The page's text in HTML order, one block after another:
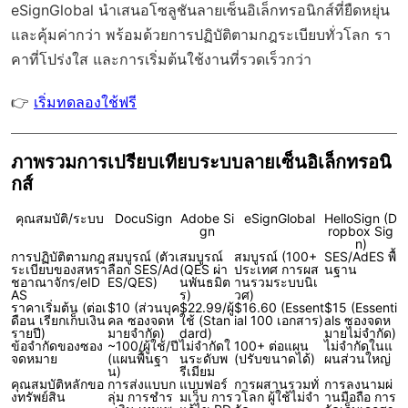
eSignGlobal นำเสนอโซลูชันลายเซ็นอิเล็กทรอนิกส์ที่ยืดหยุ่น
และคุ้มค่ากว่า พร้อมด้วยการปฏิบัติตามกฎระเบียบทั่วโลก รา
คาที่โปร่งใส และการเริ่มต้นใช้งานที่รวดเร็วกว่า
👉 เริ่มทดลองใช้ฟรี
ภาพรวมการเปรียบเทียบระบบลายเซ็นอิเล็กทรอนิ
กส์
คุณสมบัติ/ระบบ DocuSign Adobe Si
gn
eSignGlobal
HelloSign (D
ropbox Sig
n)
การปฏิบัติตามกฎ
ระเบียบของสหรา
ชอาณาจักร/eID
AS
สมบูรณ์ (ตัวเ
ลือก SES/Ad
ES/QES)
สมบูรณ์
(QES ผ่า
นพันธมิต
ร)
สมบูรณ์ (100+
ประเทศ การผส
านรวมระบบนิเ
วศ)
SES/AdES พื้
นฐาน
ราคาเริ่มต้น (ต่อเ
ดือน เรียกเก็บเงิน
รายปี)
$10 (ส่วนบุค
คล ซองจดห
มายจำกัด)
$22.99/ผู้
ใช้ (Stan
dard)
$16.60 (Essent
ial 100 เอกสาร)
$15 (Essenti
als ซองจดห
มายไม่จำกัด)
ข้อจำกัดของซอง
จดหมาย
~100/ผู้ใช้/ปี
(แผนพื้นฐา
น)
ไม่จำกัดใ
นระดับพ
รีเมียม
100+ ต่อแผน
(ปรับขนาดได้)
ไม่จำกัดในแ
ผนส่วนใหญ่
คุณสมบัติหลักขอ
งทรัพย์สิน
การส่งแบบก
ลุ่ม การชำร
แบบฟอร์
มเว็บ การ
การผสานรวมทั่
วโลก ผู้ใช้ไม่จำ
การลงนามผ่
านมือถือ การ